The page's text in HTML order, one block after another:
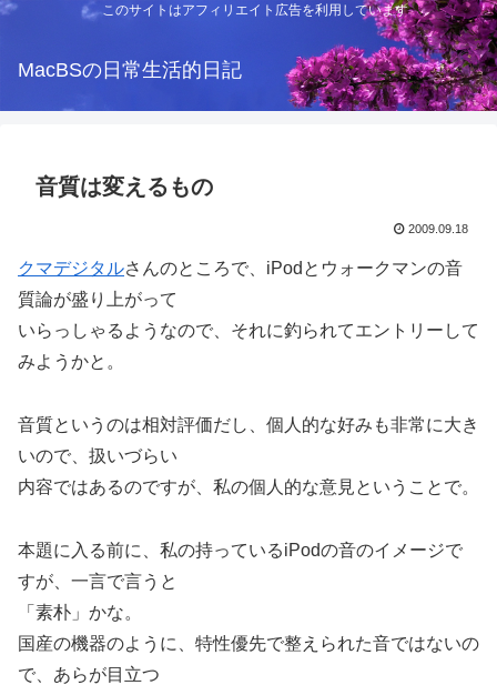
このサイトはアフィリエイト広告を利用しています
MacBSの日常生活的日記
音質は変えるもの
2009.09.18
クマデジタルさんのところで、iPodとウォークマンの音
質論が盛り上がって
いらっしゃるようなので、それに釣られてエントリーして
みようかと。
音質というのは相対評価だし、個人的な好みも非常に大き
いので、扱いづらい
内容ではあるのですが、私の個人的な意見ということで。
本題に入る前に、私の持っているiPodの音のイメージで
すが、一言で言うと
「素朴」かな。
国産の機器のように、特性優先で整えられた音ではないの
で、あらが目立つ